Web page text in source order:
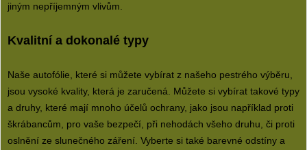
jiným nepříjemným vlivům.
Kvalitní a dokonalé typy
Naše autofólie, které si můžete vybírat z našeho pestrého výběru,
jsou vysoké kvality, která je zaručená. Můžete si vybírat takové typy
a druhy, které mají mnoho účelů ochrany, jako jsou například proti
škrábancům, pro vaše bezpečí, při nehodách všeho druhu, či proti
oslnění ze slunečného záření. Vyberte si také barevné odstíny a